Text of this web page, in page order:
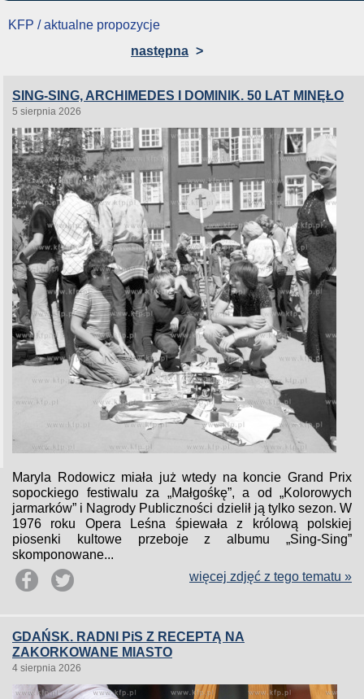
KFP / aktualne propozycje
następna >
SING-SING, ARCHIMEDES I DOMINIK. 50 LAT MINĘŁO
5 sierpnia 2026
Maryla Rodowicz miała już wtedy na koncie Grand Prix
sopockiego festiwalu za „Małgośkę”, a od „Kolorowych
jarmarków” i Nagrody Publiczności dzielił ją tylko sezon. W
1976 roku Opera Leśna śpiewała z królową polskiej
piosenki kultowe przeboje z albumu „Sing-Sing”
skomponowane...
więcej zdjęć z tego tematu »
GDAŃSK. RADNI PiS Z RECEPTĄ NA
ZAKORKOWANE MIASTO
4 sierpnia 2026